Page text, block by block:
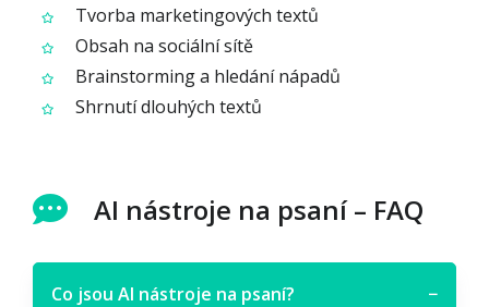
Tvorba marketingových textů
Obsah na sociální sítě
Brainstorming a hledání nápadů
Shrnutí dlouhých textů
AI nástroje na psaní – FAQ
Co jsou AI nástroje na psaní? −